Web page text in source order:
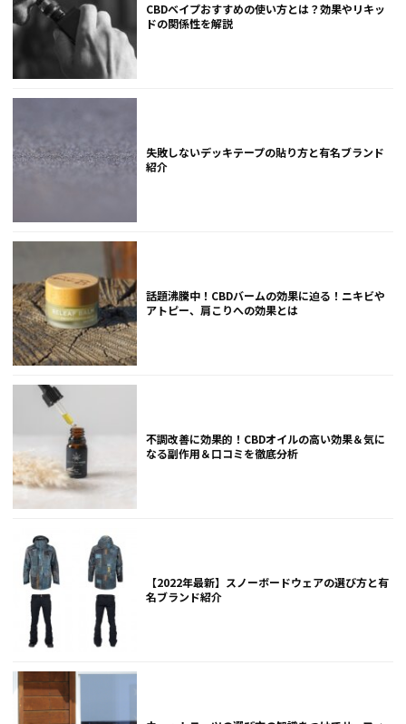
CBDベイプおすすめの使い方とは？効果やリキッ
ドの関係性を解説
失敗しないデッキテープの貼り方と有名ブランド
紹介
話題沸騰中！CBDバームの効果に迫る！ニキビや
アトピー、肩こりへの効果とは
不調改善に効果的！CBDオイルの高い効果＆気に
なる副作用＆口コミを徹底分析
【2022年最新】スノーボードウェアの選び方と有
名ブランド紹介